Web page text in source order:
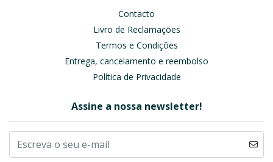
Contacto
Livro de Reclamações
Termos e Condições
Entrega, cancelamento e reembolso
Política de Privacidade
Assine a nossa newsletter!